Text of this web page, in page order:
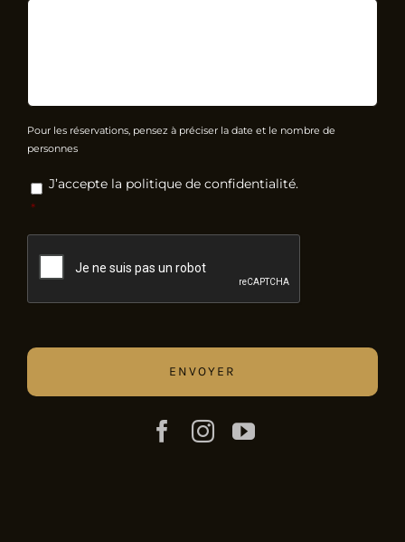
Pour les réservations, pensez à préciser la date et le nombre de
personnes
RGPD *
J’accepte la politique de confidentialité.
*